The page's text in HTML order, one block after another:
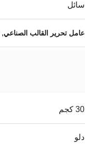
سائل
عامل تحرير القالب الصناعي,
30 كجم
دلو